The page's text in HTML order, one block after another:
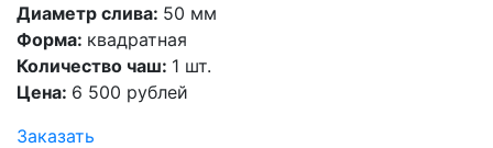
Диаметр слива: 50 мм
Форма: квадратная
Количество чаш: 1 шт.
Цена: 6 500 рублей
Заказать